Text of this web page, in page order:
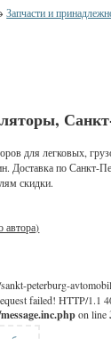
Запчасти и
для легковых,
Доставка по Санкт-
скидки.
автора)
peterburg-
failed! HTTP/1.1
on line